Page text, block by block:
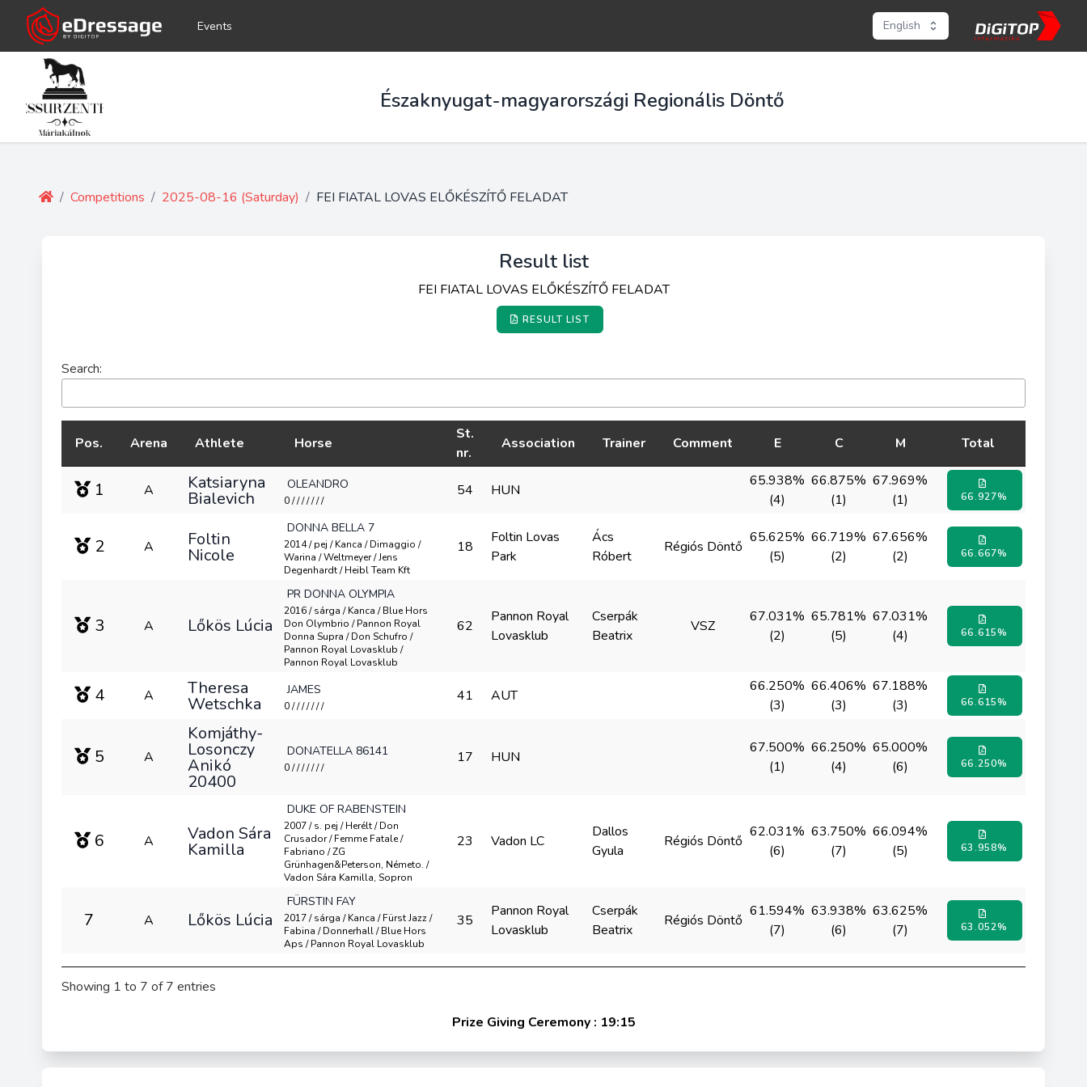
Events English
Északnyugat-magyarországi Regionális Döntő
/ Competitions / 2025-08-16 (Saturday) / FEI FIATAL LOVAS ELŐKÉSZÍTŐ FELADAT
Result list
FEI FIATAL LOVAS ELŐKÉSZÍTŐ FELADAT
RESULT LIST
Search:
Pos. Arena Athlete Horse
St.
nr.
Association Trainer Comment E C M Total
1 A Katsiaryna
Bialevich
OLEANDRO
0 / / / / / / /
54 HUN
65.938%
(4)
66.875%
(1)
67.969%
(1)
66.927%
2 A Foltin
Nicole
DONNA BELLA 7
2014 / pej / Kanca / Dimaggio /
Warina / Weltmeyer / Jens
Degenhardt / Heibl Team Kft
18
Foltin Lovas
Park
Ács
Róbert
Régiós Döntő
65.625%
(5)
66.719%
(2)
67.656%
(2)
66.667%
3 A Lőkös Lúcia
PR DONNA OLYMPIA
2016 / sárga / Kanca / Blue Hors
Don Olymbrio / Pannon Royal
Donna Supra / Don Schufro /
Pannon Royal Lovasklub /
Pannon Royal Lovasklub
62
Pannon Royal
Lovasklub
Cserpák
Beatrix
VSZ
67.031%
(2)
65.781%
(5)
67.031%
(4)
66.615%
4 A Theresa
Wetschka
JAMES
0 / / / / / / /
41 AUT
66.250%
(3)
66.406%
(3)
67.188%
(3)
66.615%
5 A
Komjáthy-
Losonczy
Anikó
20400
DONATELLA 86141
0 / / / / / / /
17 HUN
67.500%
(1)
66.250%
(4)
65.000%
(6)
66.250%
6 A Vadon Sára
Kamilla
DUKE OF RABENSTEIN
2007 / s. pej / Herélt / Don
Crusador / Femme Fatale /
Fabriano / ZG
Grünhagen&Peterson, Németo. /
Vadon Sára Kamilla, Sopron
23 Vadon LC
Dallos
Gyula
Régiós Döntő
62.031%
(6)
63.750%
(7)
66.094%
(5)
63.958%
7 A Lőkös Lúcia
FÜRSTIN FAY
2017 / sárga / Kanca / Fürst Jazz /
Fabina / Donnerhall / Blue Hors
Aps / Pannon Royal Lovasklub
35
Pannon Royal
Lovasklub
Cserpák
Beatrix
Régiós Döntő
61.594%
(7)
63.938%
(6)
63.625%
(7)
63.052%
Showing 1 to 7 of 7 entries
Prize Giving Ceremony : 19:15